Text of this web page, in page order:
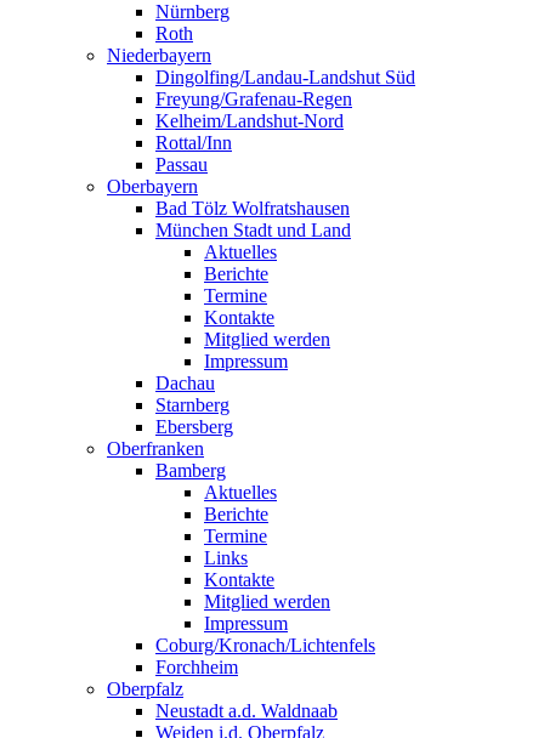
Nürnberg
Roth
Niederbayern
Dingolfing/Landau-Landshut Süd
Freyung/Grafenau-Regen
Kelheim/Landshut-Nord
Rottal/Inn
Passau
Oberbayern
Bad Tölz Wolfratshausen
München Stadt und Land
Aktuelles
Berichte
Termine
Kontakte
Mitglied werden
Impressum
Dachau
Starnberg
Ebersberg
Oberfranken
Bamberg
Aktuelles
Berichte
Termine
Links
Kontakte
Mitglied werden
Impressum
Coburg/Kronach/Lichtenfels
Forchheim
Oberpfalz
Neustadt a.d. Waldnaab
Weiden i.d. Oberpfalz